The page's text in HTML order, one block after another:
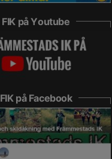
FIK på Youtube
FIK på Facebook